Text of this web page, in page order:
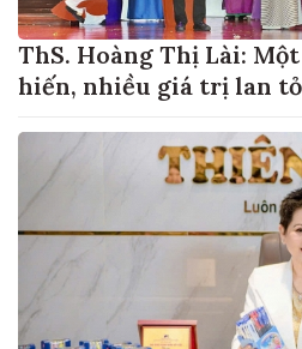
ThS. Hoàng Thị Lài:
hiến, nhiều giá trị lan